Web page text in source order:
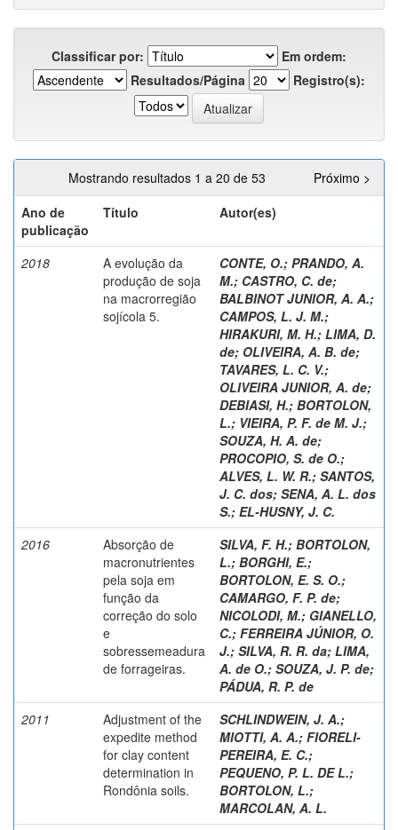
Classificar por:
Em ordem:
Resultados/Página
Registro(s):
Mostrando resultados 1 a 20 de 53
Próximo >
Ano de
publicação
Título Autor(es)
2018
A evolução da
produção de soja
na macrorregião
sojícola 5.
CONTE, O.; PRANDO, A.
M.; CASTRO, C. de;
BALBINOT JUNIOR, A. A.;
CAMPOS, L. J. M.;
HIRAKURI, M. H.; LIMA, D.
de; OLIVEIRA, A. B. de;
TAVARES, L. C. V.;
OLIVEIRA JUNIOR, A. de;
DEBIASI, H.; BORTOLON,
L.; VIEIRA, P. F. de M. J.;
SOUZA, H. A. de;
PROCOPIO, S. de O.;
ALVES, L. W. R.; SANTOS,
J. C. dos; SENA, A. L. dos
S.; EL-HUSNY, J. C.
2016
Absorção de
macronutrientes
pela soja em
função da
correção do solo
e
sobressemeadura
de forrageiras.
SILVA, F. H.; BORTOLON,
L.; BORGHI, E.;
BORTOLON, E. S. O.;
CAMARGO, F. P. de;
NICOLODI, M.; GIANELLO,
C.; FERREIRA JÚNIOR, O.
J.; SILVA, R. R. da; LIMA,
A. de O.; SOUZA, J. P. de;
PÁDUA, R. P. de
2011
Adjustment of the
expedite method
for clay content
determination in
Rondônia soils.
SCHLINDWEIN, J. A.;
MIOTTI, A. A.; FIORELI-
PEREIRA, E. C.;
PEQUENO, P. L. DE L.;
BORTOLON, L.;
MARCOLAN, A. L.